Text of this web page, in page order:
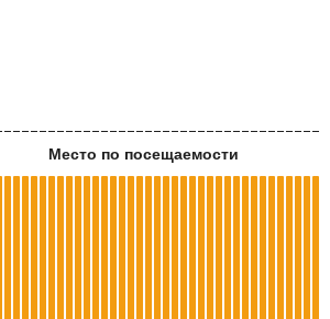
Место по посещаемости